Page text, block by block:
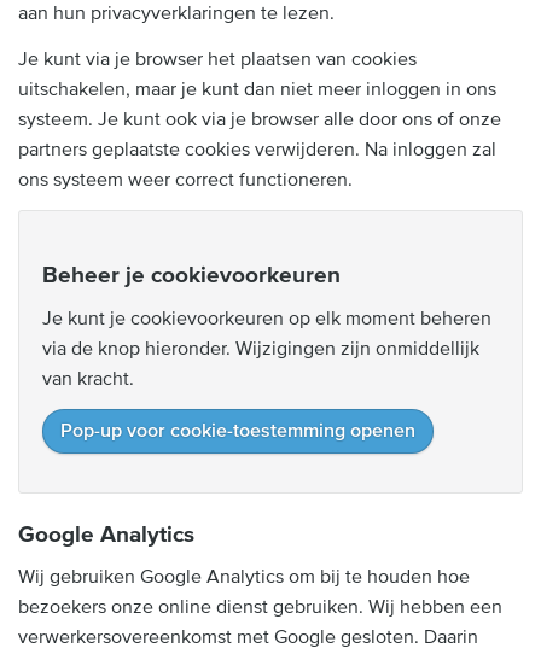
aan hun privacyverklaringen te lezen.
Je kunt via je browser het plaatsen van cookies
uitschakelen, maar je kunt dan niet meer inloggen in ons
systeem. Je kunt ook via je browser alle door ons of onze
partners geplaatste cookies verwijderen. Na inloggen zal
ons systeem weer correct functioneren.
Beheer je cookievoorkeuren
Je kunt je cookievoorkeuren op elk moment beheren
via de knop hieronder. Wijzigingen zijn onmiddellijk
van kracht.
Pop-up voor cookie-toestemming openen
Google Analytics
Wij gebruiken Google Analytics om bij te houden hoe
bezoekers onze online dienst gebruiken. Wij hebben een
verwerkersovereenkomst met Google gesloten. Daarin